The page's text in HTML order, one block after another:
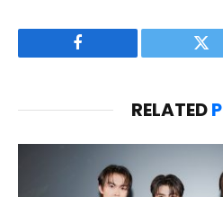
Facebook
RELATED